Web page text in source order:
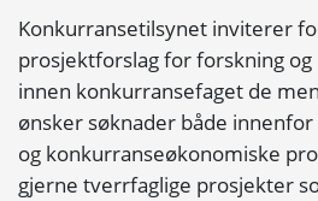
Konkurransetilsynet inviterer
prosjektforslag for forskning
innen konkurransefaget de
ønsker søknader både
og konkurranseøkonomiske
gjerne tverrfaglige prosjekter